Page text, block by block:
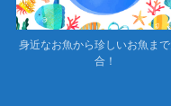
身近なお魚から珍しいお魚ま
合！